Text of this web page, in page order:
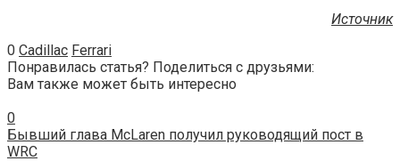
Источник
0 Cadillac Ferrari
Понравилась статья? Поделиться с друзьями:
Вам также может быть интересно
0
Бывший глава McLaren получил руководящий пост в
WRC